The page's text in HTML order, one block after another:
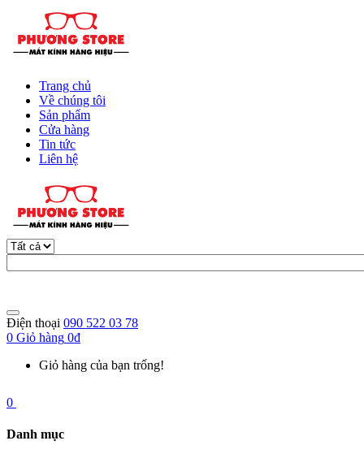
Trang chủ
Về chúng tôi
Sản phẩm
Cửa hàng
Tin tức
Liên hệ
Điện thoại 090 522 03 78
0 Giỏ hàng 0đ
Giỏ hàng của bạn trống!
0
Danh mục